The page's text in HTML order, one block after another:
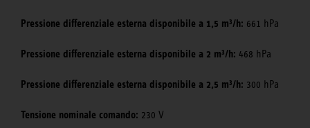
Pressione differenziale esterna disponibile a 1,5 m³/h: 661 hPa
Pressione differenziale esterna disponibile a 2 m³/h: 468 hPa
Pressione differenziale esterna disponibile a 2,5 m³/h: 300 hPa
Tensione nominale comando: 230 V